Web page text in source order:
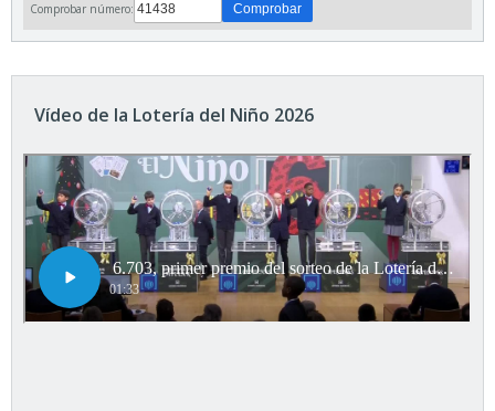
Comprobar número:
Vídeo de la Lotería del Niño 2026